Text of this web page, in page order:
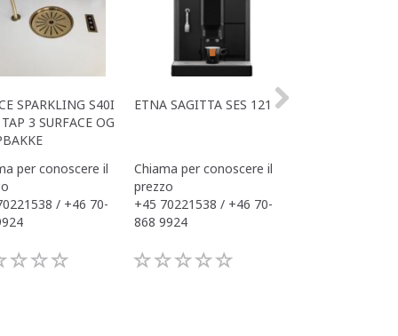
SPARKLING S40I
3 SURFACE OG
per conoscere il
/ +46 70-
ETNA SAGITTA SES 121
Chiama per conoscere il
prezzo
+45 70221538 / +46 70-
868 9924